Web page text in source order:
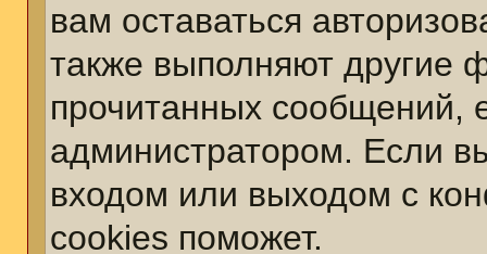
вам оставаться
также выполняют другие
прочитанных сообщений,
администратором. Если
входом или выходом с
cookies поможет.